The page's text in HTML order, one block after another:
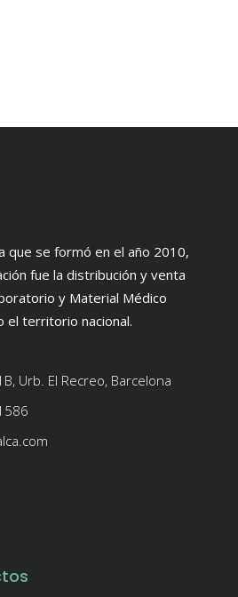
que se formó en el año 2010,
fue la distribución y venta
y Material Médico
el territorio nacional.
Urb. El Recreo, Barcelona